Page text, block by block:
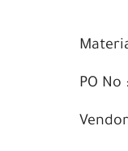
PO No :